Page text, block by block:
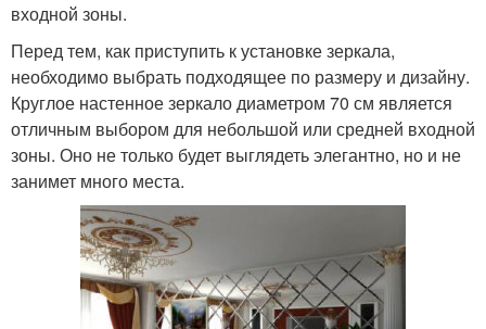
входной зоны.
Перед тем, как приступить к установке зеркала,
необходимо выбрать подходящее по размеру и дизайну.
Круглое настенное зеркало диаметром 70 см является
отличным выбором для небольшой или средней входной
зоны. Оно не только будет выглядеть элегантно, но и не
занимет много места.